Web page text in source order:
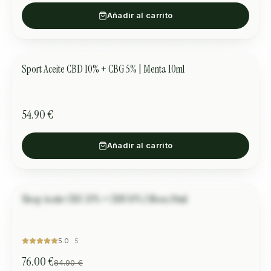
Añadir al carrito
DEPORTE
Sport Aceite CBD 10% + CBG 5% | Menta 10ml
54.90 €
Añadir al carrito
SUEÑO Amélie
Sleep Aceite CBD 20% + CBN 10% | Mora 10ml
5.0 · 5
76.00 €84.90 €